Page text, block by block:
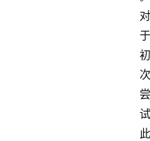
对
于
初
次
尝
试
此